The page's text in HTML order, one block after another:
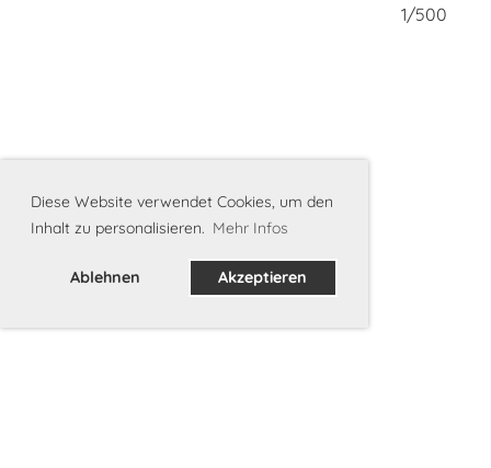
Diese Website verwendet Cookies, um den
Inhalt zu personalisieren. Mehr Infos
Ablehnen Akzeptieren
1/500